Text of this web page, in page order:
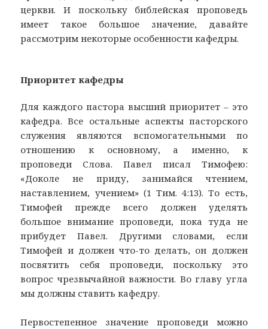
церкви. И поскольку библейская проповедь
имеет такое большое значение, давайте
рассмотрим некоторые особенности кафедры.
Приоритет кафедры
Для каждого пастора высший приоритет – это
кафедра. Все остальные аспекты пасторского
служения являются вспомогательными по
отношению к основному, а именно, к
проповеди Слова. Павел писал Тимофею:
«Доколе не приду, занимайся чтением,
наставлением, учением» (1 Тим. 4:13). То есть,
Тимофей прежде всего должен уделять
большое внимание проповеди, пока туда не
прибудет Павел. Другими словами, если
Тимофей и должен что-то делать, он должен
посвятить себя проповеди, поскольку это
вопрос чрезвычайной важности. Во главу угла
мы должны ставить кафедру.
Первостепенное значение проповеди можно